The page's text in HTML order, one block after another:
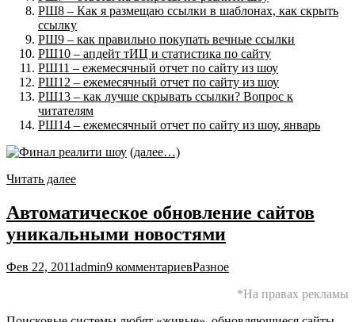
РШ8 – Как я размещаю ссылки в шаблонах, как скрыть
ссылку
РШ9 – как правильно покупать вечные ссылки
РШ10 – апдейт тИЦ и статистика по сайту
РШ11 – ежемесячный отчет по сайту из шоу
РШ12 – ежемесячный отчет по сайту из шоу
РШ13 – как лучше скрывать ссылки? Вопрос к
читателям
РШ14 – ежемесячный отчет по сайту из шоу, январь
(далее…)
Читать далее
Автоматическое обновление сайтов
уникальными новостями
Фев 22, 2011admin9 комментариевРазное
*На правах рекламы